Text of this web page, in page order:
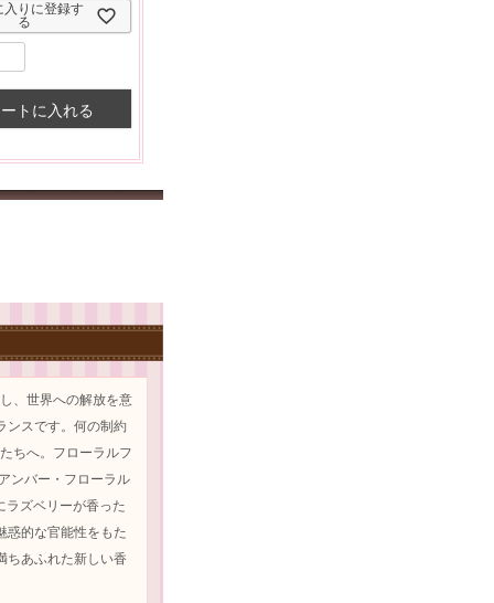
入りに登録す
る
トに入れる
、世界への解放を意
ンスです。何の制約
ちへ。フローラルフ
ンバー・フローラル
ラズベリーが香った
惑的な官能性をもた
ちあふれた新しい香